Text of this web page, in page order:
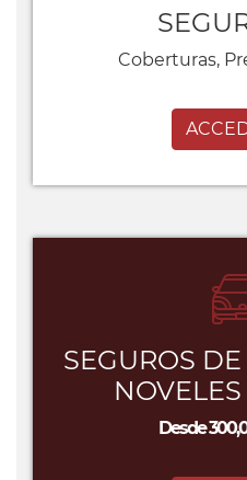
Coberturas,
SEGUROS
Desde